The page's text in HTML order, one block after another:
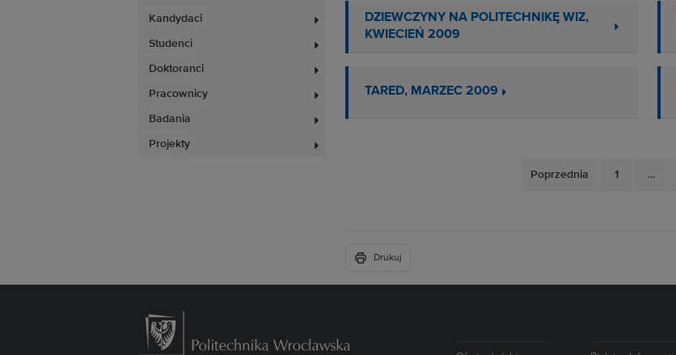
Kandydaci
Studenci
Doktoranci
Pracownicy
Badania
Projekty
DZIEWCZYNY NA POLITECHNIKĘ WIZ,
KWIECIEŃ 2009
TARED, MARZEC 2009
Poprzednia 1 ...
Drukuj